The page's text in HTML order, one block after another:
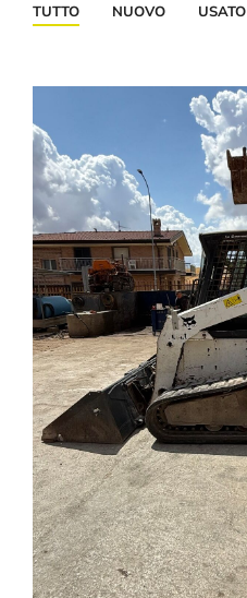
TUTTO NUOVO USATO